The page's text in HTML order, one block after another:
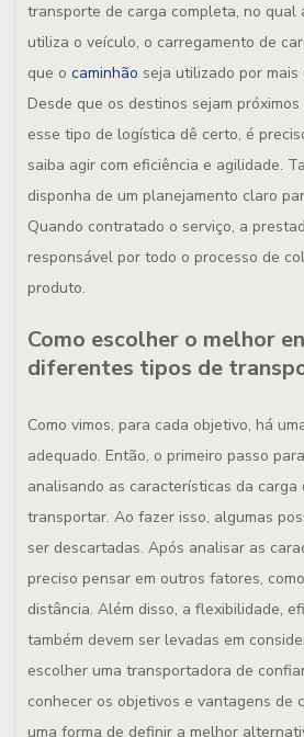
transporte de carga completa, no qual
utiliza o veículo, o carregamento de
que o caminhão seja utilizado por mais
Desde que os destinos sejam
esse tipo de logística dê certo, é
saiba agir com eficiência e agilidade.
disponha de um planejamento claro
Quando contratado o serviço, a
responsável por todo o processo de
produto.
Como escolher o melhor
diferentes tipos de
Como vimos, para cada objetivo, há
adequado. Então, o primeiro passo
analisando as características da carga
transportar. Ao fazer isso, algumas
ser descartadas. Após analisar as
preciso pensar em outros fatores,
distância. Além disso, a flexibilidade,
também devem ser levadas em
escolher uma transportadora de
conhecer os objetivos e vantagens de
uma forma de definir a melhor